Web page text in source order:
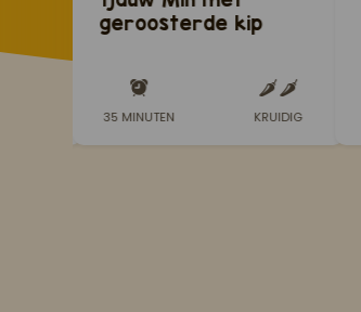
geroosterde kip
35 MINUTEN KRUIDIG